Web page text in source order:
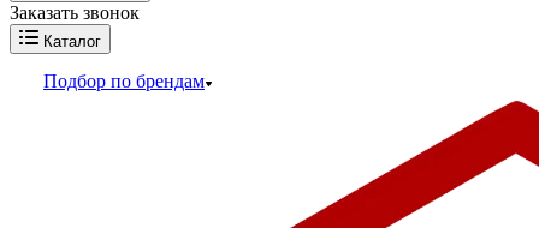
Заказать звонок
Каталог
Подбор по брендам